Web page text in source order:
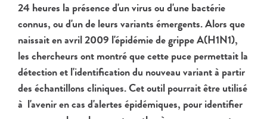
24 heures la présence d'un virus ou d'une bactérie
connus, ou d'un de leurs variants émergents. Alors que
naissait en avril 2009 l'épidémie de grippe A(H1N1),
les chercheurs ont montré que cette puce permettait la
détection et l'identification du nouveau variant à partir
des échantillons cliniques. Cet outil pourrait être utilisé
à l'avenir en cas d'alertes épidémiques, pour identifier